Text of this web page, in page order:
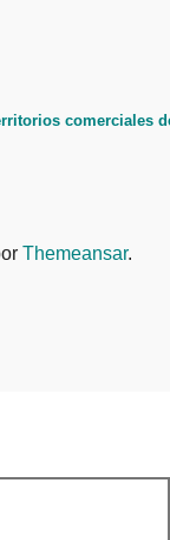
comerciales
Themeansar.